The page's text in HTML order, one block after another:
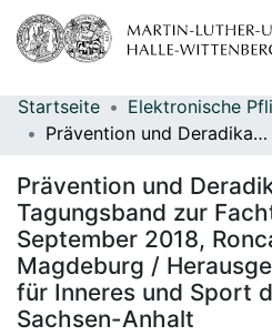
Bereiche & Sammlungen
Statistiken
Startseite
Prävention und Deradikalisierung : Tagungsband zur Fachtagung am 5. September 2018, Roncalli-Haus Magdeburg / Herausgeber: Ministerium für Inneres und Sport des Landes Sachsen-Anhalt
Prävention und
Tagungsband zur
September 2018,
Magdeburg /
für Inneres und Sport
Sachsen-Anhalt